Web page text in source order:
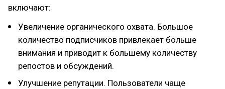
включают:
Увеличение органического охвата. Большое
количество подписчиков привлекает больше
внимания и приводит к большему количеству
репостов и обсуждений.
Улучшение репутации. Пользователи чаще